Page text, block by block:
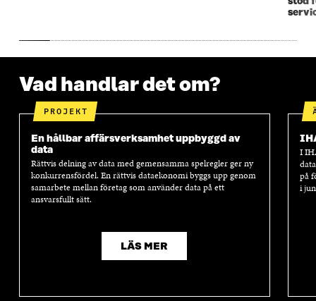
Vad handlar det om?
PROJEKT
En hållbar affärsverksamhet uppbyggd av
data
Rättvis delning av data med gemensamma spelregler ger ny
konkurrensfördel. En rättvis dataekonomi byggs upp genom
samarbete mellan företag som använder data på ett
ansvarsfullt sätt.
LÄS MER
I
på
i